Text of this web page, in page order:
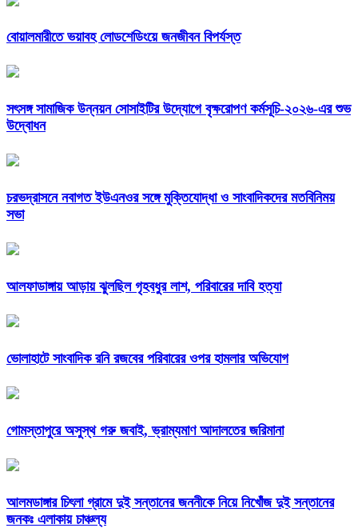
বোয়ালমারীতে ভয়াবহ লোডশেডিংয়ে জনজীবন বিপর্যস্ত
সৎসঙ্গ সামাজিক উন্নয়ন সোসাইটির উদ্যোগে বৃক্ষরোপণ কর্মসূচি-২০২৬-এর শুভ
উদ্বোধন
চরভদ্রাসনে নবাগত ইউএনওর সঙ্গে মুক্তিযোদ্ধা ও সাংবাদিকদের মতবিনিময়
সভা
আলফাডাঙ্গায় আড়ায় ঝুলছিল গৃহবধুর লাশ, পরিবারের দাবি হত্যা
ভোলাহাটে সাংবাদিক রনি রজবের পরিবারের ওপর হামলার অভিযোগ
গোমস্তাপুরে অসুস্থ গরু জবাই, ভ্রাম্যমাণ আদালতের জরিমানা
আলমডাঙ্গার চিৎলা গ্রামে দুই সন্তানের জননীকে নিয়ে নিখোঁজ দুই সন্তানের
জনকঃ এলাকায় চাঞ্চল্য